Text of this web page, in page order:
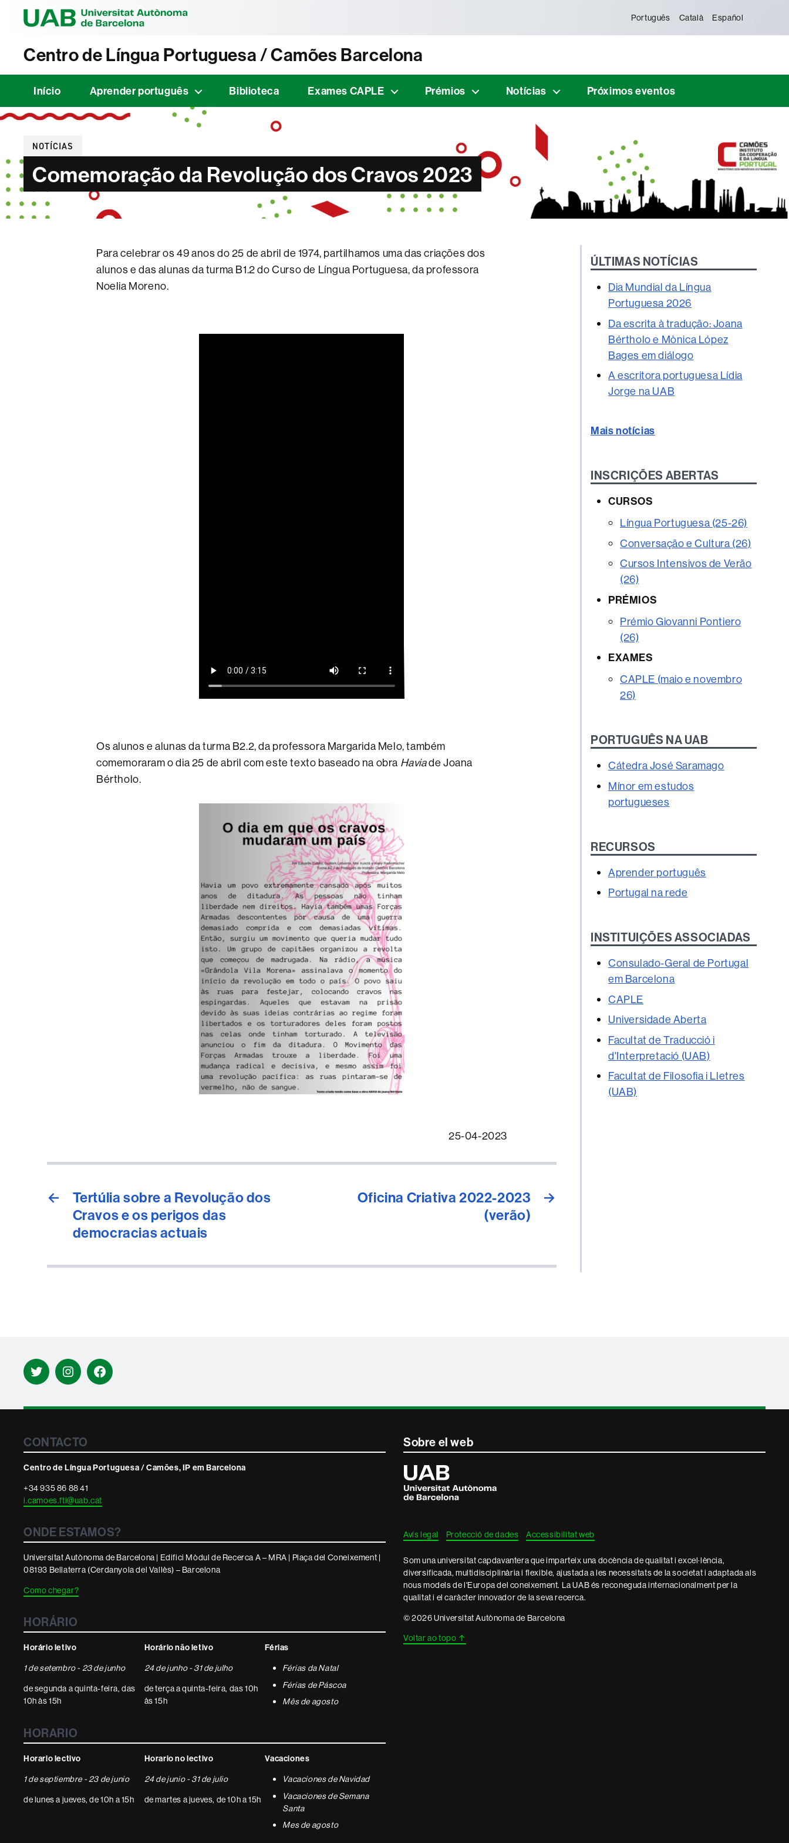
Português Català Español
Centro de Língua Portuguesa / Camões Barcelona
Início Aprender português Biblioteca Exames CAPLE Prémios Notícias Próximos eventos
Categorias
NOTÍCIAS
Comemoração da Revolução dos Cravos 2023
Para celebrar os 49 anos do 25 de abril de 1974, partilhamos uma das criações dos
alunos e das alunas da turma B1.2 do Curso de Língua Portuguesa, da professora
Noelia Moreno.
Os alunos e alunas da turma B2.2, da professora Margarida Melo, também
comemoraram o dia 25 de abril com este texto baseado na obra Haviade Joana
Bértholo.
25-04-2023
←
Tertúlia sobre a Revolução dos
Cravos e os perigos das
democracias actuais
→
Oficina Criativa 2022-2023
(verão)
ÚLTIMAS NOTÍCIAS
Dia Mundial da Língua
Portuguesa 2026
Da escrita à tradução: Joana
Bértholo e Mònica López
Bages em diálogo
A escritora portuguesa Lídia
Jorge na UAB
Mais notícias
INSCRIÇÕES ABERTAS
CURSOS
Língua Portuguesa (25-26)
Conversação e Cultura (26)
Cursos Intensivos de Verão
(26)
PRÉMIOS
Prémio Giovanni Pontiero
(26)
EXAMES
CAPLE (maio e novembro
26)
PORTUGUÊS NA UAB
Cátedra José Saramago
Mínor em estudos
portugueses
RECURSOS
Aprender português
Portugal na rede
INSTITUIÇÕES ASSOCIADAS
Consulado-Geral de Portugal
em Barcelona
CAPLE
Universidade Aberta
Facultat de Traducció i
d'Interpretació (UAB)
Facultat de Filosofia i Lletres
(UAB)
TwitterInstagramFacebook
Contacte
informació
legal
CONTACTO
Centro de Língua Portuguesa / Camões, IP em Barcelona
+34 935 86 88 41
i.camoes.fti@uab.cat
ONDE ESTAMOS?
Universitat Autònoma de Barcelona | Edifici Mòdul de Recerca A – MRA | Plaça del Coneixement |
08193 Bellaterra (Cerdanyola del Vallès) – Barcelona
Como chegar?
HORÁRIO
Horário letivo
1 de setembro - 23 de junho
de segunda a quinta-feira, das
10h às 15h
Horário não letivo
24 de junho - 31 de julho
de terça a quinta-feira, das 10h
às 15h
Férias
Férias da Natal
Férias de Páscoa
Mês de agosto
HORARIO
Horario lectivo
1 de septiembre - 23 de junio
de lunes a jueves, de 10h a 15h
Horario no lectivo
24 de junio - 31 de julio
de martes a jueves, de 10h a 15h
Vacaciones
Vacaciones de Navidad
Vacaciones de Semana
Santa
Mes de agosto
Sobre el web
Universitat
Autònoma
de
Barcelona
Avís legal Protecció de dades Accessibilitat web
Som una universitat capdavantera que imparteix una docència de qualitat i excel·lència,
diversificada, multidisciplinària i flexible, ajustada a les necessitats de la societat i adaptada als
nous models de l'Europa del coneixement. La UAB és reconeguda internacionalment per la
qualitat i el caràcter innovador de la seva recerca.
© 2026 Universitat Autònoma de Barcelona
Voltar ao topo ↑